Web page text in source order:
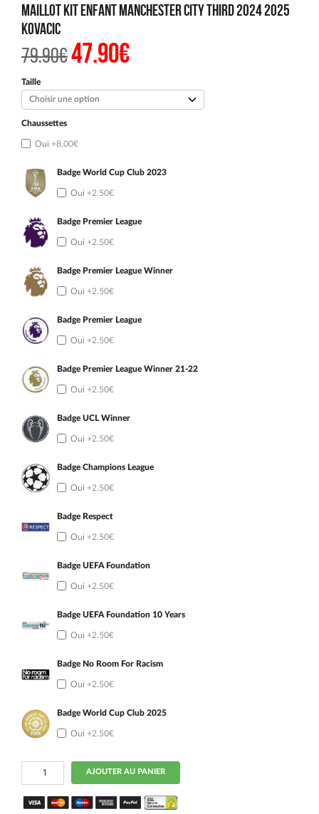
Maillot Kit Enfant Manchester City Third 2024 2025
Kovacic
79.90€Le
prix
était :
79.90€.
47.90€Le
prix
est :
47.90€.
Taille
Chaussettes
Oui +8.00€
Badge World Cup Club 2023
Oui +2.50€
Badge Premier League
Oui +2.50€
Badge Premier League Winner
Oui +2.50€
Badge Premier League
Oui +2.50€
Badge Premier League Winner 21-22
Oui +2.50€
Badge UCL Winner
Oui +2.50€
Badge Champions League
Oui +2.50€
Badge Respect
Oui +2.50€
Badge UEFA Foundation
Oui +2.50€
Badge UEFA Foundation 10 Years
Oui +2.50€
Badge No Room For Racism
Oui +2.50€
Badge World Cup Club 2025
Oui +2.50€
quantité
Maillot
Kit
Enfant
AJOUTER AU PANIER